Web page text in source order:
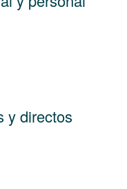
y directos